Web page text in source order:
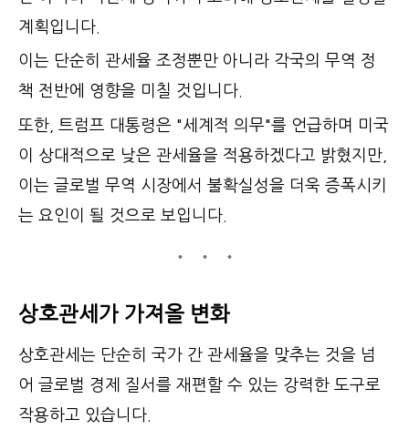
계획입니다.
이는 단순히 관세율 조정뿐만 아니라 각국의 무역 정
책 전반에 영향을 미칠 것입니다.
또한, 트럼프 대통령은 "세계적 의무"를 언급하며 미국
이 상대적으로 낮은 관세율을 적용하겠다고 밝혔지만,
이는 글로벌 무역 시장에서 불확실성을 더욱 증폭시키
는 요인이 될 것으로 보입니다.
상호관세가 가져올 변화
상호관세는 단순히 국가 간 관세율을 맞추는 것을 넘
어 글로벌 경제 질서를 재편할 수 있는 강력한 도구로
작용하고 있습니다.